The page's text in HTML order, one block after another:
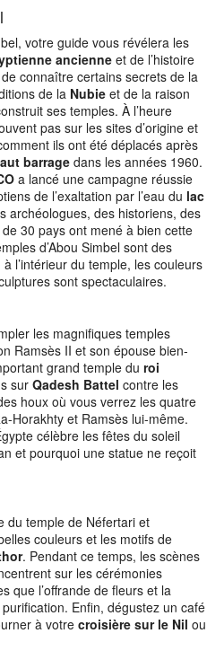
votre guide vous révélera les
ancienneet de l’histoire
connaître certains secrets de la
de la Nubie et de la raison
ses temples. À l’heure
pas sur les sites d’origine et
ils ont été déplacés après
barragedans les années 1960.
a lancé une campagne réussie
de l’exaltation par l’eau du lac
archéologues, des historiens, des
30 pays ont mené à bien cette
d’Abou Simbel sont des
l’intérieur du temple, les couleurs
sont spectaculaires.
les magnifiques temples
Ramsès II et son épouse bien-
grand temple du roi
sur Qadesh Battel contre les
houx où vous verrez les quatre
Horakhty et Ramsès lui-même.
célèbre les fêtes du soleil
et pourquoi une statue ne reçoit
du temple de Néfertari et
couleurs et les motifs de
. Pendant ce temps, les scènes
sur les cérémonies
que l’offrande de fleurs et la
Enfin, dégustez un café
à votre croisière sur le Nil ou